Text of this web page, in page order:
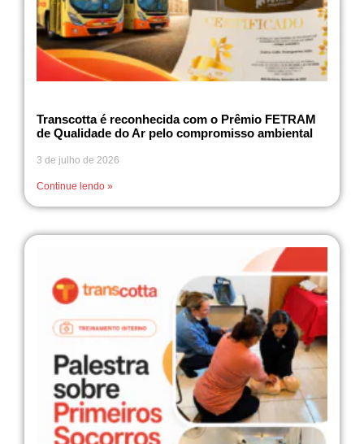
Transcotta é reconhecida com o Prêmio FETRAM
de Qualidade do Ar pelo compromisso ambiental
3 de julho de 2026
Continue lendo »